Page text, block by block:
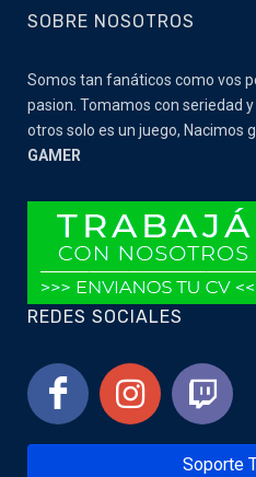
SOBRE NOSOTROS
Somos tan fanáticos como vos
pasion. Tomamos con seriedad
otros solo es un juego, Nacimos
GAMER
REDES SOCIALES
Soporte